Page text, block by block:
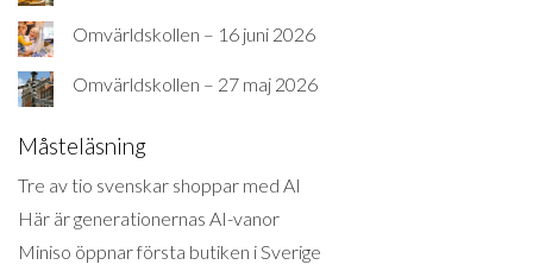
Omvärldskollen – 16 juni 2026
Omvärldskollen – 27 maj 2026
Måsteläsning
Tre av tio svenskar shoppar med AI
Här är generationernas AI-vanor
Miniso öppnar första butiken i Sverige